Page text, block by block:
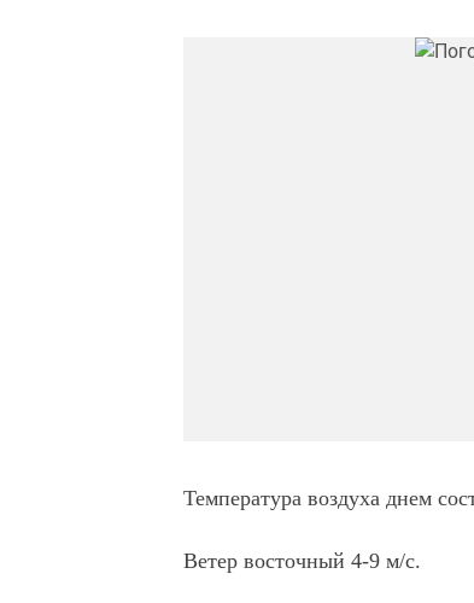
Температура воздуха днем
Ветер восточный 4-9 м/с.